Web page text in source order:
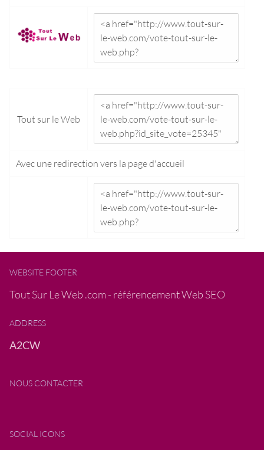
Tout sur le Web
Avec une redirection vers la page d'accueil
WEBSITE FOOTER
Tout Sur Le Web .com - référencement Web SEO
ADDRESS
A2CW
NOUS CONTACTER
SOCIAL ICONS